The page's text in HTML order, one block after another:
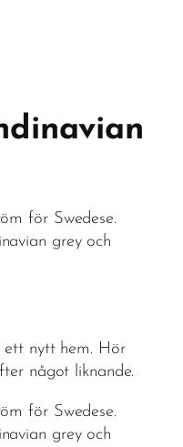
för Swedese.
grey och
nytt hem. Hör
något liknande.
för Swedese.
grey och